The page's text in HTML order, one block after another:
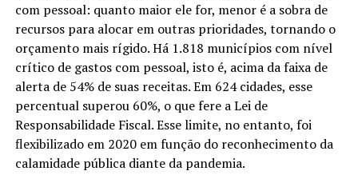
com pessoal: quanto maior ele for, menor é a sobra de
recursos para alocar em outras prioridades, tornando o
orçamento mais rígido. Há 1.818 municípios com nível
crítico de gastos com pessoal, isto é, acima da faixa de
alerta de 54% de suas receitas. Em 624 cidades, esse
percentual superou 60%, o que fere a Lei de
Responsabilidade Fiscal. Esse limite, no entanto, foi
flexibilizado em 2020 em função do reconhecimento da
calamidade pública diante da pandemia.